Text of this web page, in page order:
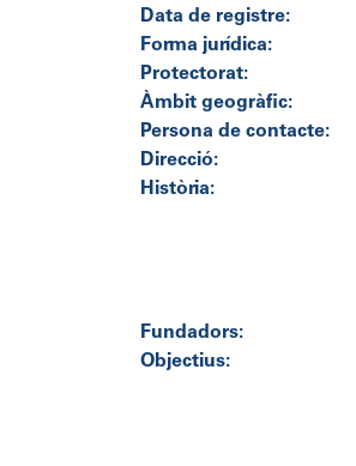
Data de registre:
Forma jurídica:
Protectorat:
Àmbit geogràfic:
Persona de contacte:
Direcció:
Història:
Fundadors:
Objectius: